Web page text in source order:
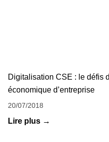
Digitalisation CSE : le défis
économique d’entreprise
20/07/2018
Lire plus →